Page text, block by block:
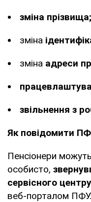
зміна прізвища;
зміна
зміна адреси
звільнення з
Як повідомити
Пенсіонери
особисто,
сервісного
веб-порталом